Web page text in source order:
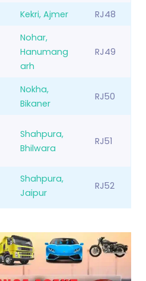
Kekri, Ajmer RJ48
Nohar,
Hanumang
arh
RJ49
Nokha,
Bikaner
RJ50
Shahpura,
Bhilwara
RJ51
Shahpura,
Jaipur
RJ52